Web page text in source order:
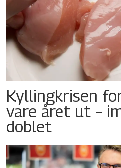
Kyllingkrisen
vare året ut –
doblet